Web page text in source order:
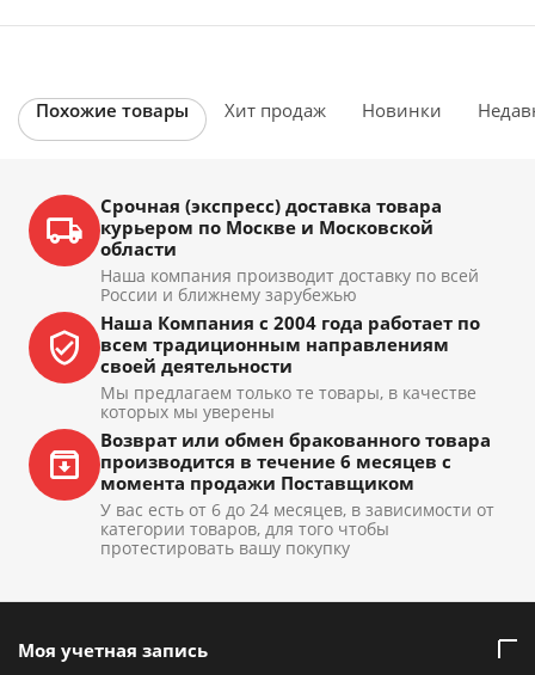
Похожие товары Хит продаж Новинки
Срочная (экспресс) доставка товара
курьером по Москве и Московской
области
Наша компания производит доставку по всей
России и ближнему зарубежью
Наша Компания с 2004 года работает по
всем традиционным направлениям
своей деятельности
Мы предлагаем только те товары, в качестве
которых мы уверены
Возврат или обмен бракованного товара
производится в течение 6 месяцев с
момента продажи Поставщиком
У вас есть от 6 до 24 месяцев, в зависимости от
категории товаров, для того чтобы
протестировать вашу покупку
Моя учетная запись